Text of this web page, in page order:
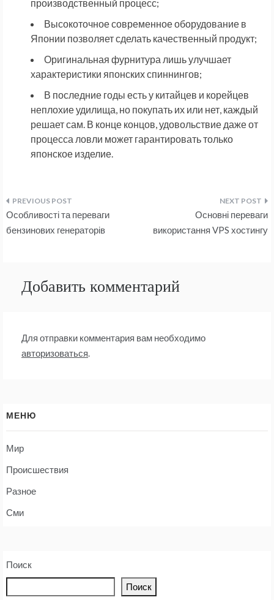
производственный процесс;
Высокоточное современное оборудование в
Японии позволяет сделать качественный продукт;
Оригинальная фурнитура лишь улучшает
характеристики японских спиннингов;
В последние годы есть у китайцев и корейцев
неплохие удилища, но покупать их или нет, каждый
решает сам. В конце концов, удовольствие даже от
процесса ловли может гарантировать только
японское изделие.
Навигация
по
Особливості та переваги
бензинових генераторів
Основні переваги
використання VPS хостингу
Добавить комментарий
Для отправки комментария вам необходимо
авторизоваться.
МЕНЮ
Мир
Происшествия
Разное
Сми
Поиск
Поиск